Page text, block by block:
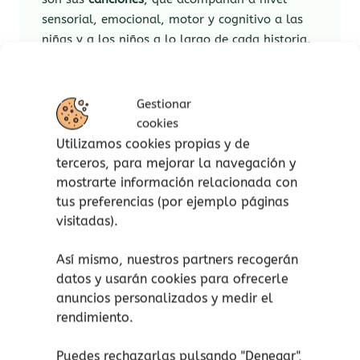
Gestionar
cookies
Utilizamos cookies propias y de
terceros, para mejorar la navegación y
mostrarte información relacionada con
tus preferencias (por ejemplo páginas
visitadas).
Así mismo, nuestros partners recogerán
datos y usarán cookies para ofrecerle
anuncios personalizados y medir el
rendimiento.
Puedes rechazarlas pulsando "Denegar",
sensorial, emocional, motor y cognitivo a las
niñas y a los niños a lo largo de cada historia.
A medida que se va leyendo el cuento, existe la
posibilidad de escuchar las canciones que
complementan la historia de Uxía, pero
también puedes escucharlas antes de leerlo,
cuando lo hayas terminado…y ¡siempre que
quieras! Ya que son canciones para cantar,
aprender, bailar, jugar y disfrutar en cualquier
En este cuento nos proponen canciones para
acompañar a nivel sensorial, emocional, motor
y cognitivo a las niñas y a los niños a lo largo